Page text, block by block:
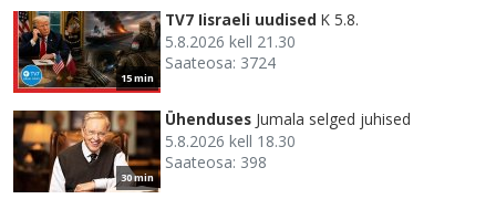
15 min
TV7 Iisraeli uudised K 5.8.
5.8.2026 kell 21.30
Saateosa: 3724
30 min
Ühenduses Jumala selged juhised
5.8.2026 kell 18.30
Saateosa: 398